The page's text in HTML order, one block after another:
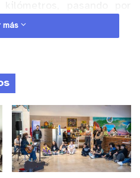
y tierra, con constantes
toda la familia y para
de Papudo, Claudia
que “Estamos contentos
corrida familiar donde
competidores, quienes
a realizar deporte a
más